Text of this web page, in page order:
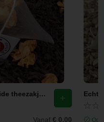
Earl Grey Jasmijn (Piramide theezakjes)
Vanaf € 0,00 Op